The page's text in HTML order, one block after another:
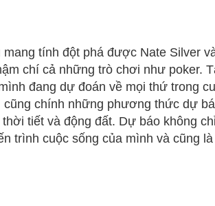
tính đột phá được Nate Silver
chí cả những trò chơi như poker.
đang dự đoán về mọi thứ trong
chính những phương thức dự
tiết và động đất. Dự báo không
trình cuộc sống của mình và cũng